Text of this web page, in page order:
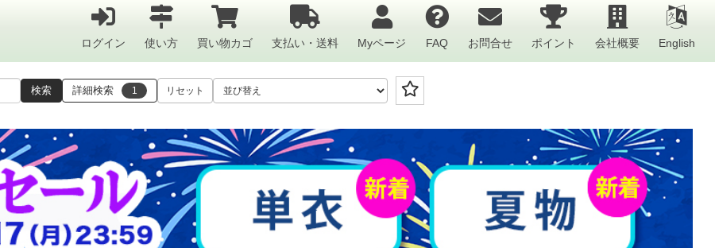
ログイン 使い方 買い物カゴ 支払い・送料 Myページ FAQ お問合せ ポイント 会社概要 English
検索 詳細検索 1 リセット